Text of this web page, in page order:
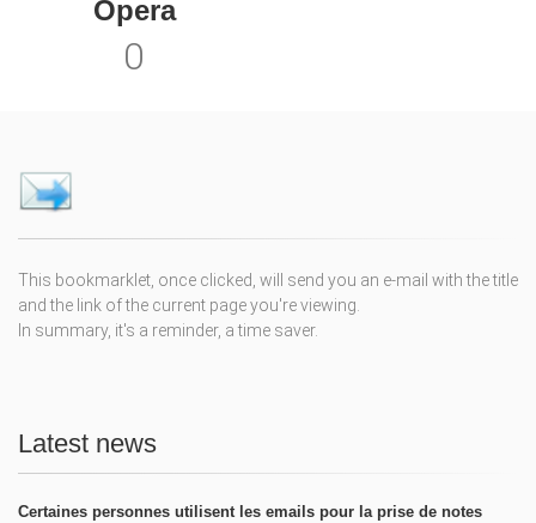
Opera
0
This bookmarklet, once clicked, will send you an e-mail with the title
and the link of the current page you're viewing.
In summary, it's a reminder, a time saver.
Latest news
Certaines personnes utilisent les emails pour la prise de notes